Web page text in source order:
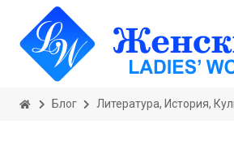
Блог Литература, История,